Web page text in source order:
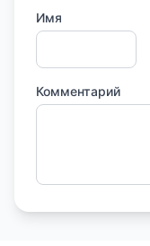
Имя
Комментарий